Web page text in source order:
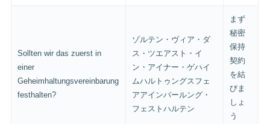
Sollten wir das zuerst in
einer
Geheimhaltungsvereinbarung
festhalten?
ゾルテン・ヴィア・ダ
ス・ツエアスト・イ
ン・アイナー・ゲハイ
ムハルトゥングスフェ
アアインバールング・
フェストハルテン
まず
秘密
保持
契約
を結
びま
しょ
う